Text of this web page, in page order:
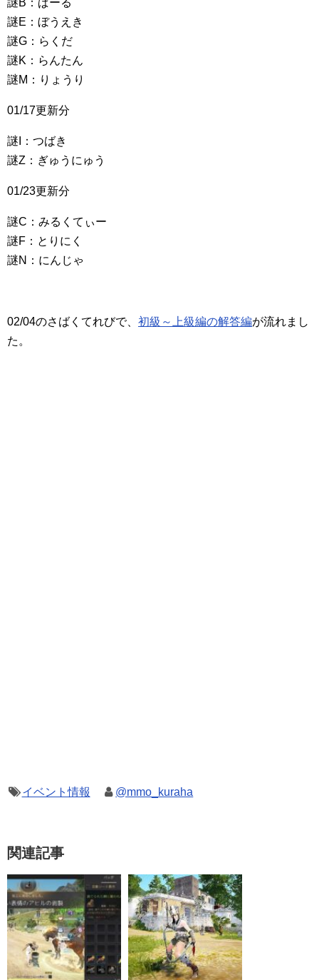
謎B：ぱーる
謎E：ぼうえき
謎G：らくだ
謎K：らんたん
謎M：りょうり
01/17更新分
謎I：つばき
謎Z：ぎゅうにゅう
01/23更新分
謎C：みるくてぃー
謎F：とりにく
謎N：にんじゃ
02/04のさばくてれびで、 初級～上級編の解答編が流れまし
た。
イベント情報 @mmo_kuraha
関連記事